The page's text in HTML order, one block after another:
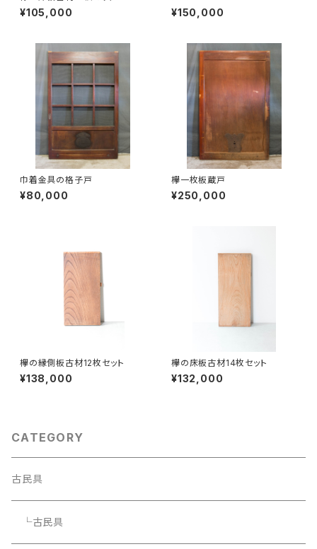
¥105,000 ¥150,000
巾着金具の格子戸
¥80,000
欅一枚板蔵戸
¥250,000
欅の縁側板古材12枚セット
¥138,000
欅の床板古材14枚セット
¥132,000
CATEGORY
古民具
└古民具